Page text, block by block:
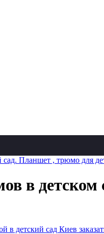
Планшет , трюмо для
в детском
в детский сад Киев